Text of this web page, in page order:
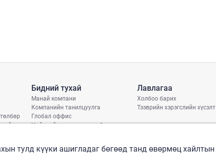
тайлан
Бидний тухай
Манай компани
Компанийн танилцуулга
Глобал оффис
Нийгмийн хариуцлагын бодлого
Лавлагаа
Холбоо барих
Тээврийн хэрэгслийн хүсэлт
тулд күүки ашигладаг бөгөөд танд өвөрмөц хайлтын